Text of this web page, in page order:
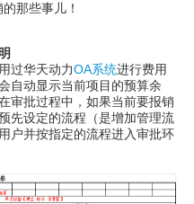
那些事儿！
过华天动力OA系统进行费用
自动显示当前项目的预算余
审批过程中，如果当前要报销
先设定的流程（是增加管理流
户并按指定的流程进入审批环